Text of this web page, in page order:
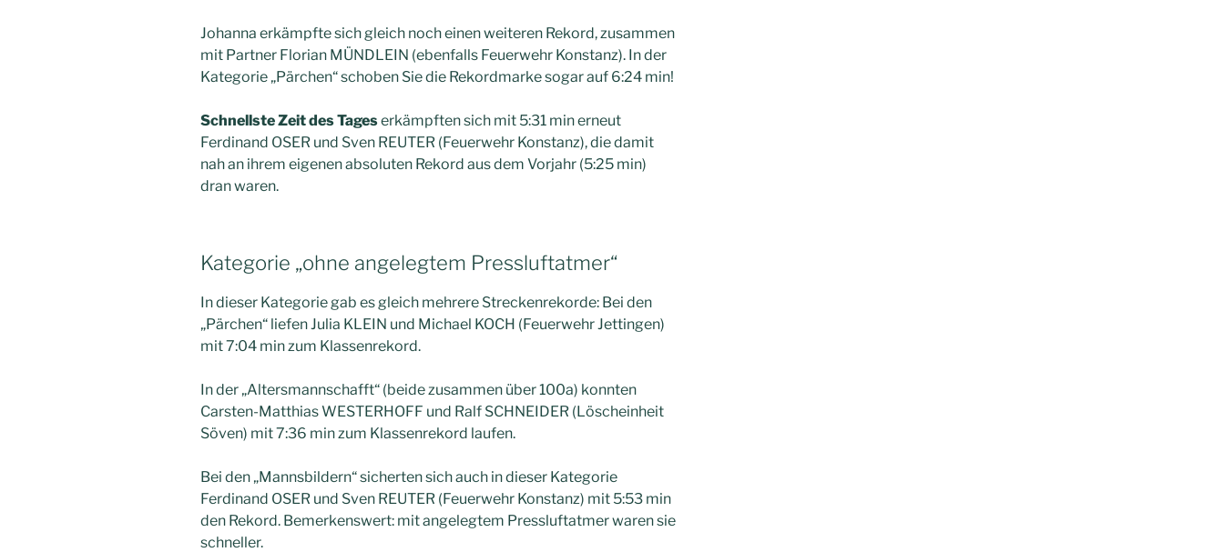
Johanna erkämpfte sich gleich noch einen weiteren Rekord, zusammen
mit Partner Florian MÜNDLEIN (ebenfalls Feuerwehr Konstanz). In der
Kategorie „Pärchen“ schoben Sie die Rekordmarke sogar auf 6:24 min!
Schnellste Zeit des Tageserkämpften sich mit 5:31 min erneut
Ferdinand OSER und Sven REUTER (Feuerwehr Konstanz), die damit
nah an ihrem eigenen absoluten Rekord aus dem Vorjahr (5:25 min)
dran waren.
Kategorie „ohne angelegtem Pressluftatmer“
In dieser Kategorie gab es gleich mehrere Streckenrekorde: Bei den
„Pärchen“ liefen Julia KLEIN und Michael KOCH (Feuerwehr Jettingen)
mit 7:04 min zum Klassenrekord.
In der „Altersmannschafft“ (beide zusammen über 100a) konnten
Carsten-Matthias WESTERHOFF und Ralf SCHNEIDER (Löscheinheit
Söven) mit 7:36 min zum Klassenrekord laufen.
Bei den „Mannsbildern“ sicherten sich auch in dieser Kategorie
Ferdinand OSER und Sven REUTER (Feuerwehr Konstanz) mit 5:53 min
den Rekord. Bemerkenswert: mit angelegtem Pressluftatmer waren sie
schneller.